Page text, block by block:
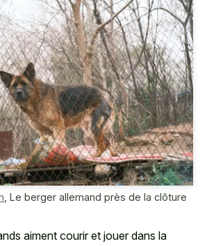
Le berger allemand près de la clôture
aiment courir et jouer dans la